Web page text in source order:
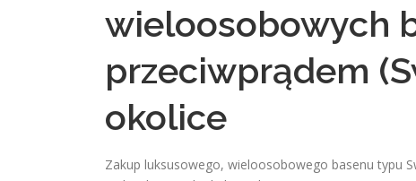
wieloosobowych
przeciwprądem
okolice
Zakup luksusowego, wieloosobowego basenu typu